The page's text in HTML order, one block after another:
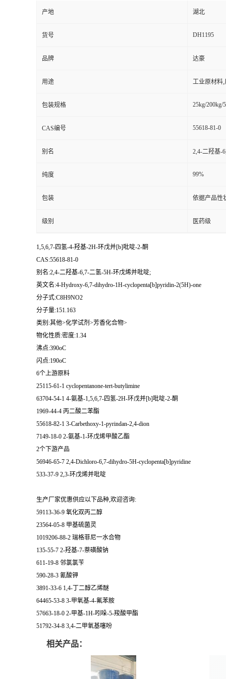
产地 湖北
货号 DH1195
品牌 达豪
用途 工业原材料
包装规格 25kg/200kg/
CAS编号 55618-81-0
别名 2,4-二羟基-
纯度 99%
包装 依据产品性
级别 医药级
1,5,6,7-四氢-4-羟基-2H-环戊并[b]吡啶-2-酮
CAS:55618-81-0
别名:2,4-二羟基-6,7-二氢-5H-环戊烯并吡啶;
英文名:4-Hydroxy-6,7-dihydro-1H-cyclopenta[b]pyridin-2(5H)-one
分子式:C8H9NO2
分子量:151.163
类别:其他>化学试剂>芳香化合物>
物化性质:密度:1.34
沸点:390oC
闪点:190oC
6个上游原料
25115-61-1 cyclopentanone-tert-butylimine
63704-54-1 4-氨基-1,5,6,7-四氢-2H-环戊并[b]吡啶-2-酮
1969-44-4 丙二酸二苯酯
55618-82-1 3-Carbethoxy-1-pyrindan-2,4-dion
7149-18-0 2-氨基-1-环戊烯甲酸乙酯
2个下游产品
56946-65-7 2,4-Dichloro-6,7-dihydro-5H-cyclopenta[b]pyridine
533-37-9 2,3-环戊烯并吡啶
生产厂家优惠供应以下品种,欢迎咨询:
59113-36-9 氧化双丙二醇
23564-05-8 甲基硫菌灵
1019206-88-2 瑞格菲尼一水合物
135-55-7 2-羟基-7-萘磺酸钠
611-19-8 邻氯氯苄
590-28-3 氰酸钾
3891-33-6 1,4-丁二醇乙烯醚
64465-53-8 3-甲氧基-4-氟苯胺
57663-18-0 2-甲基-1H-吲哚-5-羧酸甲酯
51792-34-8 3,4-二甲氧基噻吩
相关产品：